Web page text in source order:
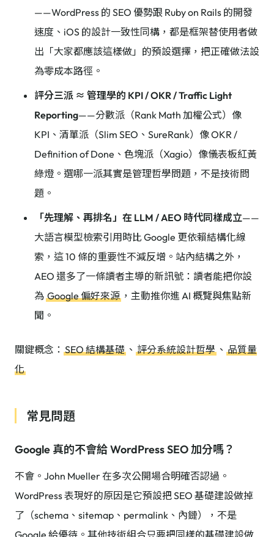
——WordPress 的 SEO 優勢跟 Ruby on Rails 的開發
速度、iOS 的設計一致性同構，都是框架替使用者做
出「大家都應該這樣做」的預設選擇，把正確做法設
為零成本路徑。
評分三派 ≈ 管理學的 KPI / OKR / Traffic Light
Reporting——分數派（Rank Math 加權公式）像
KPI、清單派（Slim SEO、SureRank）像 OKR /
Definition of Done、色塊派（Xagio）像儀表板紅黃
綠燈。選哪一派其實是管理哲學問題，不是技術問
題。
「先理解、再排名」在 LLM / AEO 時代同樣成立——
大語言模型檢索引用時比 Google 更依賴結構化線
索，這 10 條的重要性不減反增。站內結構之外，
AEO 還多了一條讀者主導的新訊號：讀者能把你設
為 Google 偏好來源 ，主動推你進 AI 概覽與焦點新
聞。
關鍵概念： SEO 結構基礎 、 評分系統設計哲學 、 品質量
化
常見問題
Google 真的不會給 WordPress SEO 加分嗎？
不會。John Mueller 在多次公開場合明確否認過。
WordPress 表現好的原因是它預設把 SEO 基礎建設做掉
了（schema、sitemap、permalink、內鏈），不是